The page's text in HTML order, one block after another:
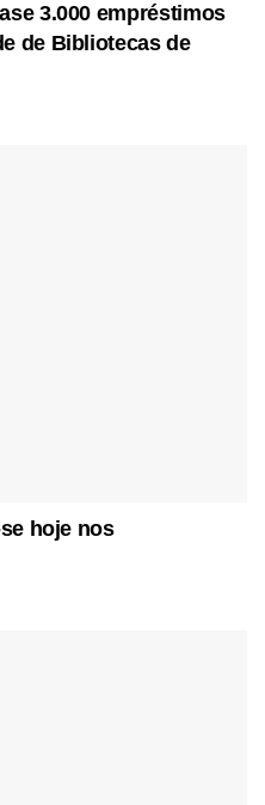
3.000 empréstimos
de Bibliotecas de
hoje nos